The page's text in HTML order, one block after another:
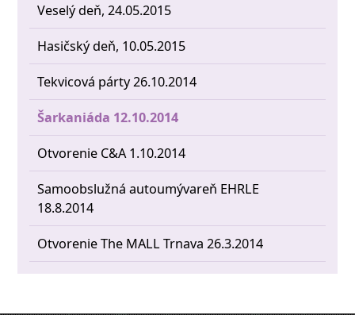
Veselý deň, 24.05.2015
Hasičský deň, 10.05.2015
Tekvicová párty 26.10.2014
Šarkaniáda 12.10.2014
Otvorenie C&A 1.10.2014
Samoobslužná autoumývareň EHRLE
18.8.2014
Otvorenie The MALL Trnava 26.3.2014